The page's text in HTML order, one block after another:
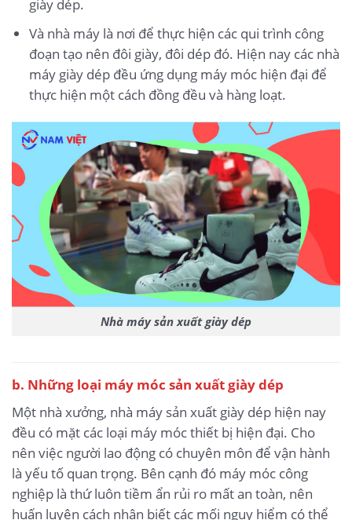
giày dép.
Và nhà máy là nơi để thực hiện các qui trình công
đoạn tạo nên đôi giày, đôi dép đó. Hiện nay các nhà
máy giày dép đều ứng dụng máy móc hiện đại để
thực hiện một cách đồng đều và hàng loạt.
Nhà máy sản xuất giày dép
b. Những loại máy móc sản xuất giày dép
Một nhà xưởng, nhà máy sản xuất giày dép hiện nay
đều có mặt các loại máy móc thiết bị hiện đại. Cho
nên việc người lao động có chuyên môn để vận hành
là yếu tố quan trọng. Bên cạnh đó máy móc công
nghiệp là thứ luôn tiềm ẩn rủi ro mất an toàn, nên
huấn luyện cách nhận biết các mối nguy hiểm có thể